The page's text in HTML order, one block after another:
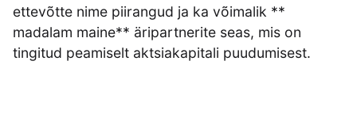
ettevõtte nime piirangud ja ka võimalik **
madalam maine** äripartnerite seas, mis on
tingitud peamiselt aktsiakapitali puudumisest.